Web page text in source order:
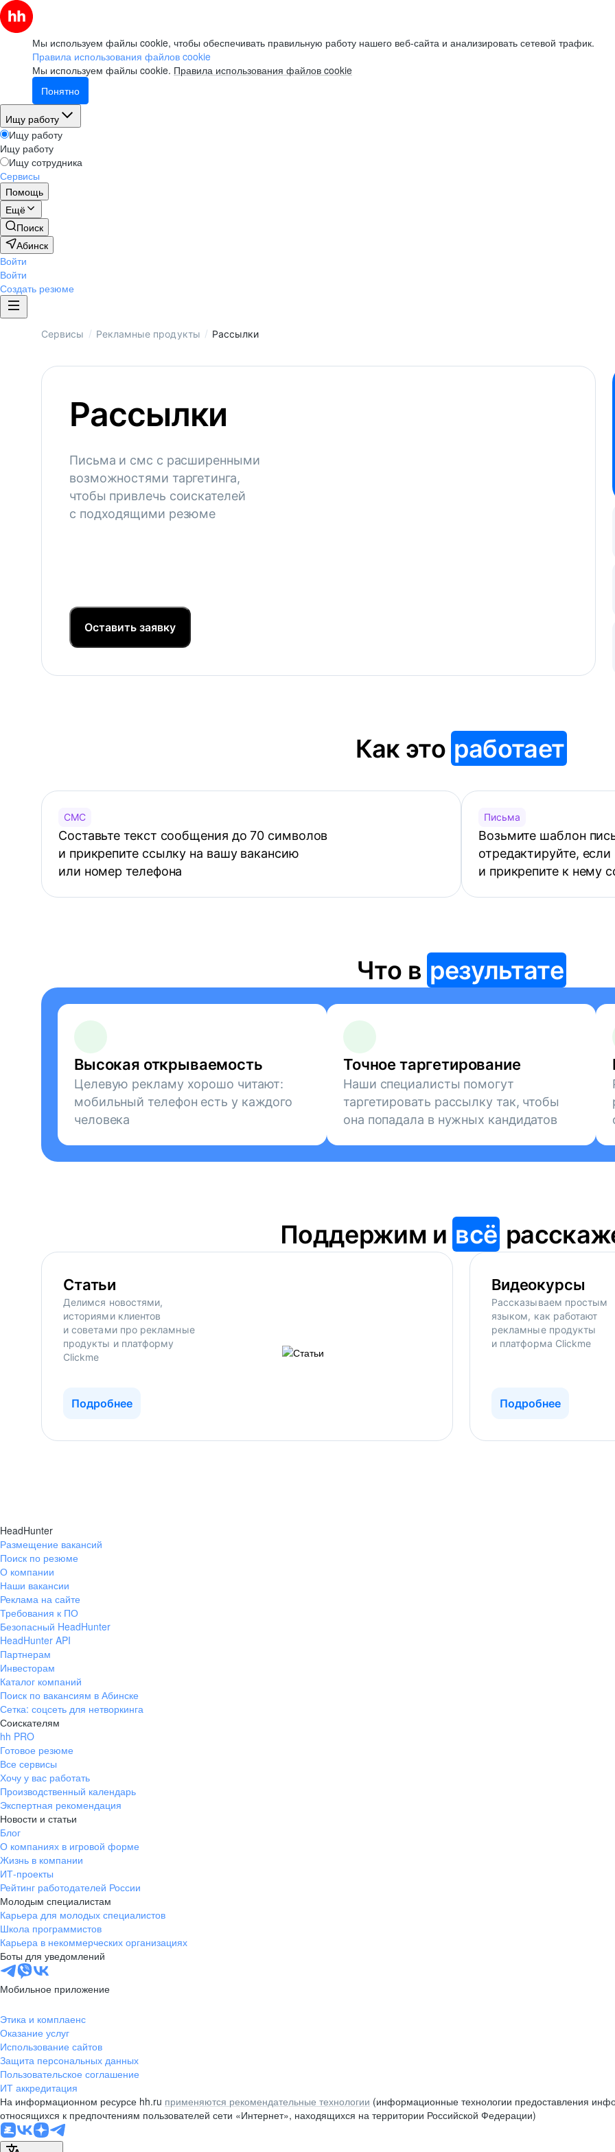
Мы используем файлы cookie, чтобы обеспечивать правильную работу нашего веб-сайта и анализировать сетевой трафик.
Правила использования файлов cookie
Мы используем файлы cookie. Правила использования файлов cookie
Понятно
Ищу работу
Ищу работу
Ищу работу
Ищу сотрудника
Сервисы
Помощь
Ещё
Поиск
Абинск
Войти
Войти
Создать резюме
Сервисы / Рекламные продукты / Рассылки
Рассылки
Письма и смс с расширенными
возможностями таргетинга,
чтобы привлечь соискателей
с подходящими резюме
Оставить заявку
Как это работает
СМС
Составьте текст сообщения до 70 символов
и прикрепите ссылку на вашу вакансию
или номер телефона
Письма
Возьмите шаблон
отредактируйте,
и прикрепите к нему
Что в результате
Высокая открываемость
Целевую рекламу хорошо читают:
мобильный телефон есть у каждого
человека
Точное таргетирование
Наши специалисты помогут
таргетировать рассылку так, чтобы
она попадала в нужных кандидатов
Поддержим и всё
Статьи
Делимся новостями,
историями клиентов
и советами про рекламные
продукты и платформу
Clickme
Подробнее
Видеокурсы
Рассказываем простым
языком, как работают
рекламные продукты
и платформа Clickme
Подробнее
HeadHunter
Размещение вакансий
Поиск по резюме
О компании
Наши вакансии
Реклама на сайте
Требования к ПО
Безопасный HeadHunter
HeadHunter API
Партнерам
Инвесторам
Каталог компаний
Поиск по вакансиям в Абинске
Сетка: соцсеть для нетворкинга
Соискателям
hh PRO
Готовое резюме
Все сервисы
Хочу у вас работать
Производственный календарь
Экспертная рекомендация
Новости и статьи
Блог
О компаниях в игровой форме
Жизнь в компании
ИТ-проекты
Рейтинг работодателей России
Молодым специалистам
Карьера для молодых специалистов
Школа программистов
Карьера в некоммерческих организациях
Боты для уведомлений
Мобильное приложение
Этика и комплаенс
Оказание услуг
Использование сайтов
Защита персональных данных
Пользовательское соглашение
ИТ аккредитация
На информационном ресурсе hh.ru применяются рекомендательные технологии (информационные технологии предоставления
относящихся к предпочтениям пользователей сети «Интернет», находящихся на территории Российской Федерации)